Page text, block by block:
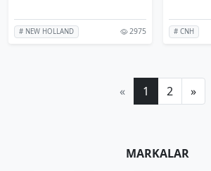
# NEW HOLLAND 2975 # CNH
« 1 2 »
MARKALAR